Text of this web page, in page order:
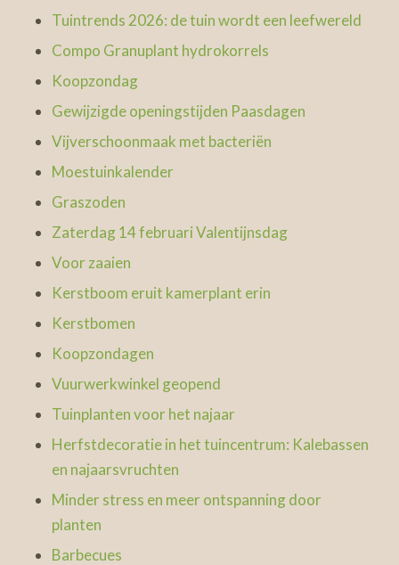
Tuintrends 2026: de tuin wordt een leefwereld
Compo Granuplant hydrokorrels
Koopzondag
Gewijzigde openingstijden Paasdagen
Vijverschoonmaak met bacteriën
Moestuinkalender
Graszoden
Zaterdag 14 februari Valentijnsdag
Voor zaaien
Kerstboom eruit kamerplant erin
Kerstbomen
Koopzondagen
Vuurwerkwinkel geopend
Tuinplanten voor het najaar
Herfstdecoratie in het tuincentrum: Kalebassen
en najaarsvruchten
Minder stress en meer ontspanning door
planten
Barbecues